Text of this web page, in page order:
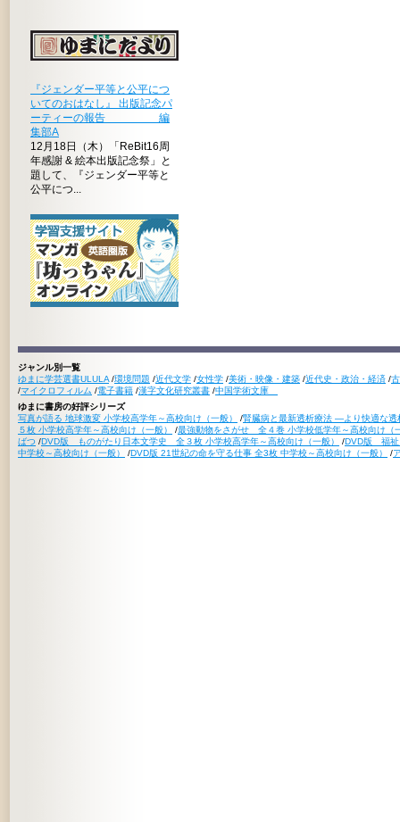
『ジェンダー平等と公平につ
いてのおはなし』 出版記念パ
ーティーの報告 編
集部A
12月18日（木）「ReBit16周
年感謝 & 絵本出版記念祭」と
題して、『ジェンダー平等と
公平につ...
ジャンル別一覧
ゆまに学芸選書ULULA /環境問題 /近代文学 /女性学 /美術・映像・建築 /近代史・政治・経済 /
/マイクロフィルム /電子書籍 /漢字文化研究叢書 /中国学術文庫
ゆまに書房の好評シリーズ
写真が語る 地球激変 小学校高学年～高校向け（一般）
/腎臓病と最新透析療法 ―より快適な
５枚 小学校高学年～高校向け（一般）
/最強動物をさがせ 全４巻 小学校低学年～高校向け（
ばつ /DVD版 ものがたり日本文学史 全３枚 小学校高学年～高校向け（一般） /DVD版 福祉
中学校～高校向け（一般）
/DVD版 21世紀の命を守る仕事 全3枚 中学校～高校向け（一般） /